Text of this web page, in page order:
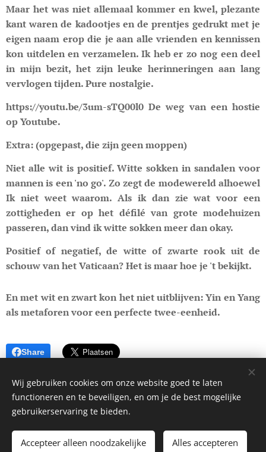
Maar het was niet allemaal kommer en kwel, plezante
kant waren de kadootjes en de prentjes gedrukt met je
eigen naam erop die je aan alle vrienden en kennissen
kon uitdelen en verzamelen. Ik heb er zo nog een deel
in mijn bezit, het zijn leuke herinneringen aan lang
vervlogen tijden. Pure nostalgie.
https://youtu.be/3um-sTQ00l0 De weg van een hostie
op Youtube.
Extra: (opgepast, die zijn geen moppen)
Niet alle wit is positief. Witte sokken in sandalen voor
mannen is een 'no go'. Zo zegt de modewereld alhoewel
Ik niet weet waarom. Als ik dan zie wat voor een
zottigheden er op het défilé van grote modehuizen
passeren, dan vind ik witte sokken meer dan okay.
Positief of negatief, de witte of zwarte rook uit de
schouw van het Vaticaan? Het is maar hoe je 't bekijkt.
En met wit en zwart kon het niet uitblijven: Yin en Yang
als metaforen voor een perfecte twee-eenheid.
Share
© 2023 blog van Frieda Goovaerts. Alle rechten voorbehouden.
Cookies
Wij gebruiken cookies om onze website goed te laten
functioneren en te beveiligen, en om je de best mogelijke
gebruikerservaring te bieden.
Accepteer alleen noodzakelijke Alles accepteren